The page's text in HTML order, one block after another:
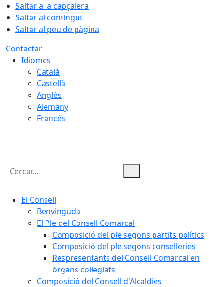
Saltar a la capçalera
Saltar al contingut
Saltar al peu de pàgina
Contactar
Idiomes
Català
Castellà
Anglès
Alemany
Francès
Cercar:
El Consell
Benvinguda
El Ple del Consell Comarcal
Composició del ple segons partits polítics
Composició del ple segons conselleries
Respresentants del Consell Comarcal en
òrgans col·legiats
Composició del Consell d'Alcaldies